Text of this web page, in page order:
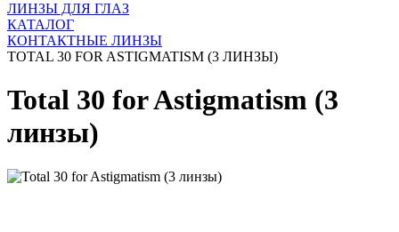
ЛИНЗЫ ДЛЯ ГЛАЗ
КАТАЛОГ
КОНТАКТНЫЕ ЛИНЗЫ
TOTAL 30 FOR ASTIGMATISM (3 ЛИНЗЫ)
Total 30 for Astigmatism (3
линзы)